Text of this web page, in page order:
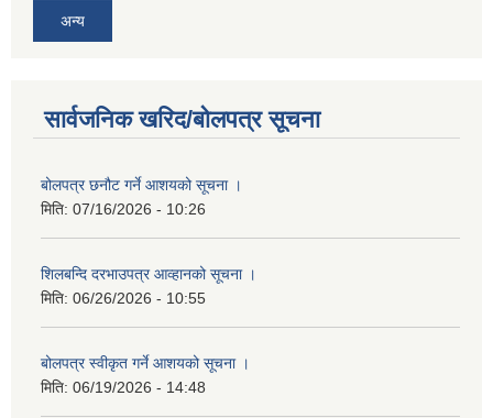
अन्य
सार्वजनिक खरिद/बोलपत्र सूचना
बोलपत्र छनौट गर्ने आशयको सूचना ।
मिति: 07/16/2026 - 10:26
शिलबन्दि दरभाउपत्र आव्हानको सूचना ।
मिति: 06/26/2026 - 10:55
बोलपत्र स्वीकृत गर्ने आशयको सूचना ।
मिति: 06/19/2026 - 14:48